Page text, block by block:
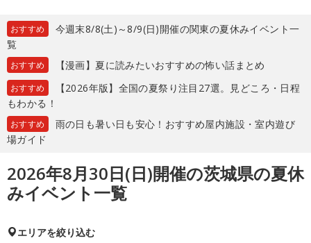
おすすめ
今週末8/8(土)～8/9(日)開催の関東の夏休みイベント一
覧
おすすめ 【漫画】夏に読みたいおすすめの怖い話まとめ
おすすめ
【2026年版】全国の夏祭り注目27選。見どころ・日程
もわかる！
おすすめ
雨の日も暑い日も安心！おすすめ屋内施設・室内遊び
場ガイド
2026年8月30日(日)開催の茨城県の夏休
みイベント一覧
エリアを絞り込む